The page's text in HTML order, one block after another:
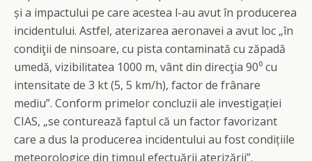
și a impactului pe care acestea l-au avut în producerea
incidentului. Astfel, aterizarea aeronavei a avut loc „în
condiţii de ninsoare, cu pista contaminată cu zăpadă
umedă, vizibilitatea 1000 m, vânt din direcţia 90⁰ cu
intensitate de 3 kt (5, 5 km/h), factor de frânare
mediu”. Conform primelor concluzii ale investigației
CIAS, „se conturează faptul că un factor favorizant
care a dus la producerea incidentului au fost condițiile
meteorologice din timpul efectuării aterizării”.